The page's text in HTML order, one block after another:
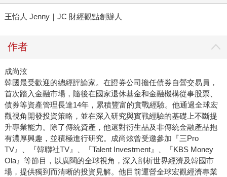
王怡人 Jenny｜JC 財經觀點創辦人
作者
成尚泫
韓國最受歡迎的總經評論家。在證券公司擔任債券自營交易員，
首次踏入金融市場，隨後在國家退休基金和金融機構從事股票、
債券等資產管理長達14年，累積豐富的實戰經驗。他通過全球宏
觀視角開發投資策略，並在深入研究與實戰經驗的基礎上不斷提
升專業能力。除了傳統資產，他還對衍生品及非傳統金融產品抱
有濃厚興趣，並積極進行研究。成尚炫曾受邀參加『三Pro
TV』、『韓聯社TV』、『Talent Investment』、『KBS Money
Ola』等節目，以廣闊的全球視角，深入剖析世界經濟及韓國市
場，提供獨到而清晰的投資見解。他目前運營全球宏觀經濟專業